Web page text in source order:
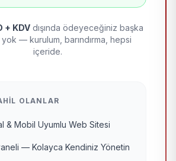
+ KDV dışında ödeyeceğiniz başka
— kurulum, barındırma, hepsi
içeride.
OLANLAR
& Mobil Uyumlu Web Sitesi
— Kolayca Kendiniz Yönetin